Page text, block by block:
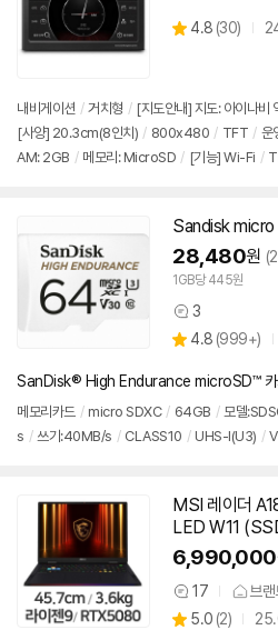
별
4.8 (상
뷰
30)
내비게이션 / 거치형 / [지도안내] 지도: 아이나비
[사양] 20.3cm(8인치) / 800x480 / TFT / 운
AM: 2GB / 메모리: MicroSD / [기능] Wi-Fi /
Sandisk
28,480원
1GB당 445원
상
품
견
3
별
점
4.8 (상
리
뷰
999+)
SanDisk® High Endurance microSD™ 카
메모리카드 / micro SDXC / 64GB / 모델
s / 쓰기:40MB/s / CLASS10 / UHS-I(U3) /
MSI 레이더
LED W11
6,990,000
상
품
17 브
별
5.0 (상
2)